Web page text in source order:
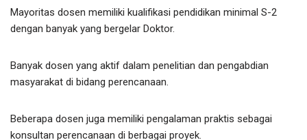
Mayoritas dosen memiliki kualifikasi pendidikan minimal S-2
dengan banyak yang bergelar Doktor.
Banyak dosen yang aktif dalam penelitian dan pengabdian
masyarakat di bidang perencanaan.
Beberapa dosen juga memiliki pengalaman praktis sebagai
konsultan perencanaan di berbagai proyek.